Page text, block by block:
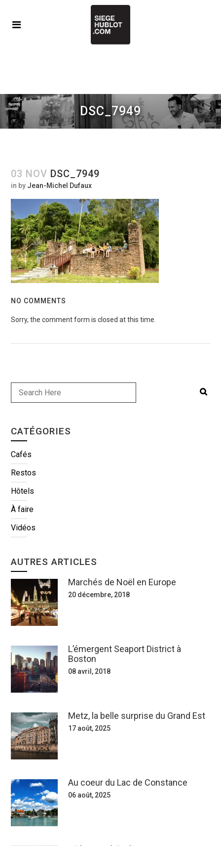
DSC_7949
03 NOV DSC_7949
in by Jean-Michel Dufaux
NO COMMENTS
Sorry, the comment form is closed at this time.
CATÉGORIES
Cafés
Restos
Hôtels
À faire
Vidéos
AUTRES ARTICLES
Marchés de Noël en Europe
20 décembre, 2018
L’émergent Seaport District à
Boston
08 avril, 2018
Metz, la belle surprise du Grand Est
17 août, 2025
Au coeur du Lac de Constance
06 août, 2025